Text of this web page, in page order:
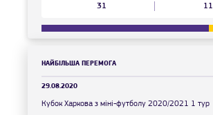
31 11
НАЙБІЛЬША ПЕРЕМОГА
29.08.2020
Кубок Харкова з міні-футболу 2020/2021 1 тур